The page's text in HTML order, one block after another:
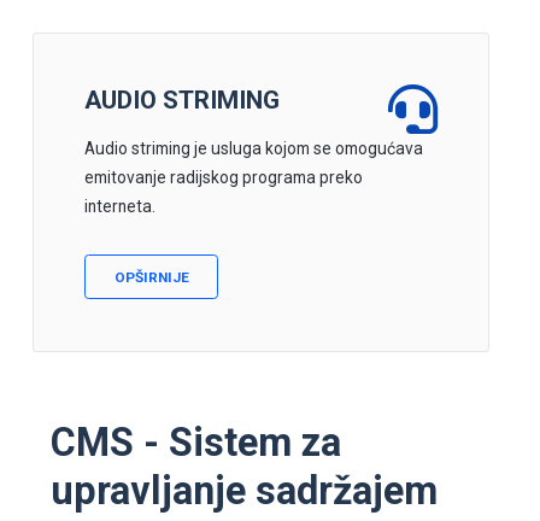
AUDIO STRIMING
Audio striming je usluga kojom se omogućava
emitovanje radijskog programa preko
interneta.
OPŠIRNIJE
CMS - Sistem za
upravljanje sadržajem